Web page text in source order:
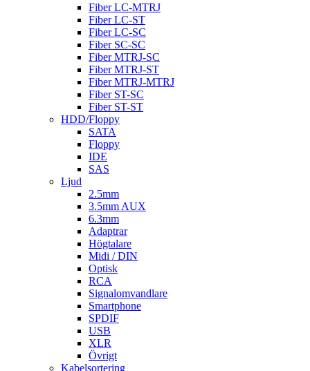
Fiber LC-MTRJ
Fiber LC-ST
Fiber LC-SC
Fiber SC-SC
Fiber MTRJ-SC
Fiber MTRJ-ST
Fiber MTRJ-MTRJ
Fiber ST-SC
Fiber ST-ST
HDD/Floppy
SATA
Floppy
IDE
SAS
Ljud
2.5mm
3.5mm AUX
6.3mm
Adaptrar
Högtalare
Midi / DIN
Optisk
RCA
Signalomvandlare
Smartphone
SPDIF
USB
XLR
Övrigt
Kabelsortering